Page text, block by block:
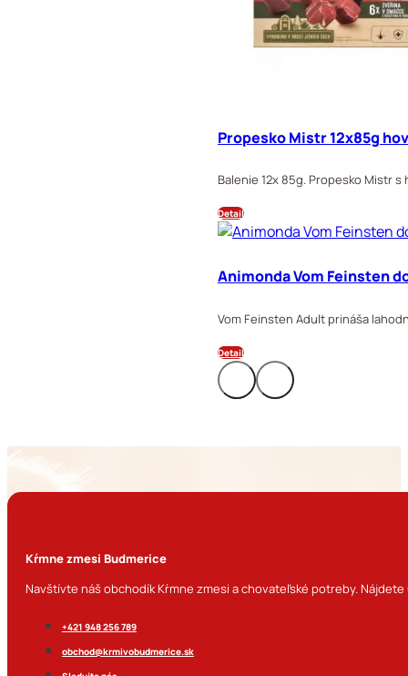
Propesko Mistr 12x85g
Balenie 12x 85g. Propesko Mistr
Detail
Animonda Vom Feinsten
Vom Feinsten Adult prináša
Detail
Kŕmne zmesi Budmerice
Navštívte náš obchodík Kŕmne zmesi a chovateľské potreby.
+421 948 256 789
obchod@krmivobudmerice.sk